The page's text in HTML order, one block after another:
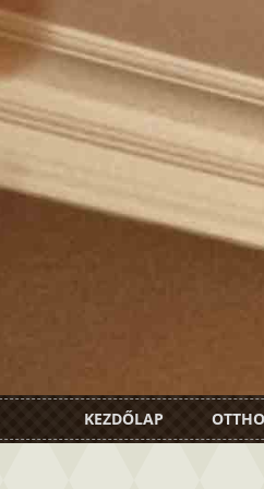
KEZDŐLAP